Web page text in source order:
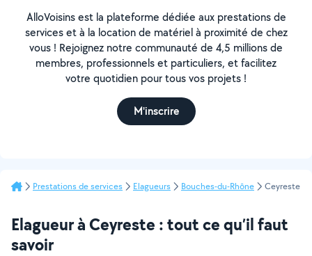
AlloVoisins est la plateforme dédiée aux prestations de
services et à la location de matériel à proximité de chez
vous ! Rejoignez notre communauté de 4,5 millions de
membres, professionnels et particuliers, et facilitez
votre quotidien pour tous vos projets !
M'inscrire
Prestations de services Elagueurs Bouches-du-Rhône Ceyreste
Elagueur à Ceyreste : tout ce qu’il faut
savoir